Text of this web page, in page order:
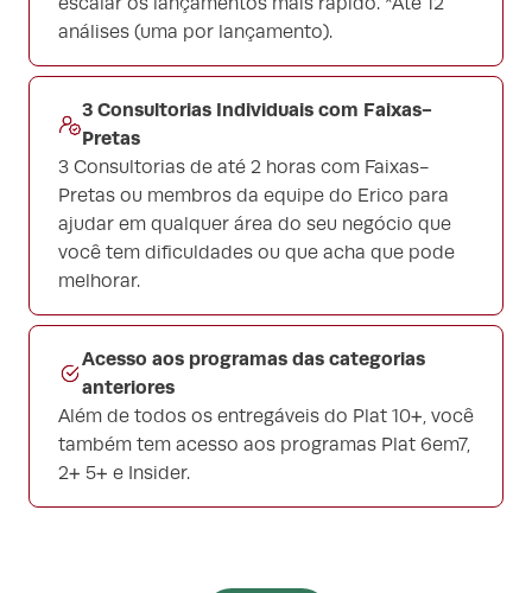
análises (uma por lançamento).
3 Consultorias Individuais com Faixas-
Pretas
3 Consultorias de até 2 horas com Faixas-
Pretas ou membros da equipe do Erico para
ajudar em qualquer área do seu negócio que
você tem dificuldades ou que acha que pode
melhorar.
Acesso aos programas das categorias
anteriores
Além de todos os entregáveis do Plat 10+, você
também tem acesso aos programas Plat 6em7,
2+ 5+ e Insider.